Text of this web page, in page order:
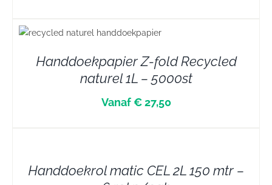
Handdoekpapier Z-fold Recycled
naturel 1L – 5000st
Vanaf € 27,50
Handdoekrol matic CEL 2L 150 mtr –